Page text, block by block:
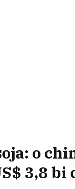
o
3,8 bi